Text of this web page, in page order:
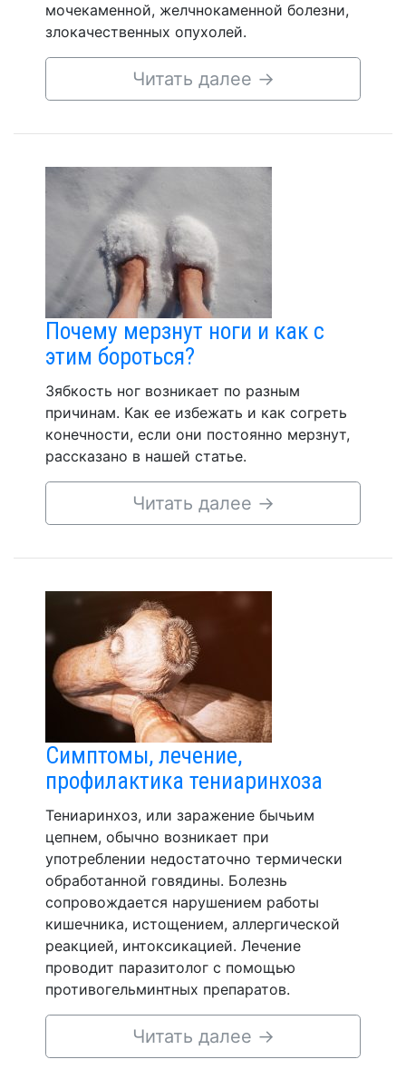
мочекаменной, желчнокаменной болезни,
злокачественных опухолей.
Читать далее →
Почему мерзнут ноги и как с
этим бороться?
Зябкость ног возникает по разным
причинам. Как ее избежать и как согреть
конечности, если они постоянно мерзнут,
рассказано в нашей статье.
Читать далее →
Симптомы, лечение,
профилактика тениаринхоза
Тениаринхоз, или заражение бычьим
цепнем, обычно возникает при
употреблении недостаточно термически
обработанной говядины. Болезнь
сопровождается нарушением работы
кишечника, истощением, аллергической
реакцией, интоксикацией. Лечение
проводит паразитолог с помощью
противогельминтных препаратов.
Читать далее →